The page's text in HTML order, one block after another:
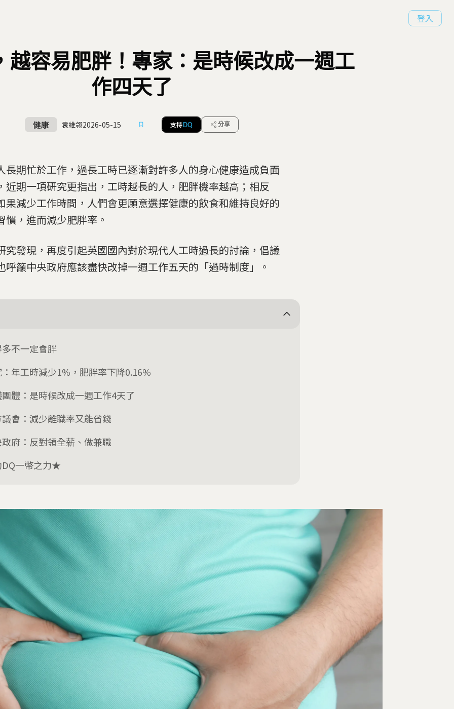
登入
越容易肥胖！專家：是時候改成一週工
作四天了
健康 袁維翎2026-05-15 支持 DQ 分享
長期忙於工作，過長工時已逐漸對許多人的身心健康造成負面
近期一項研究更指出，工時越長的人，肥胖機率越高；相反
果減少工作時間，人們會更願意選擇健康的飲食和維持良好的
慣，進而減少肥胖率。
究發現，再度引起英國國內對於現代人工時過長的討論，倡議
呼籲中央政府應該盡快改掉一週工作五天的「過時制度」。
不一定會胖
年工時減少1%，肥胖率下降0.16%
體：是時候改成一週工作4天了
會：減少離職率又能省錢
府：反對領全薪、做兼職
一幣之力★